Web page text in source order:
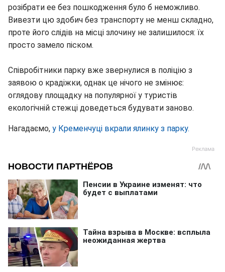
розібрати ee без пошкодження було б неможливо.
Вивезти цю здобич без транспорту не менш складно,
проте його слідів на місці злочину не залишилося: їх
просто замело піском.
Співробітники парку вже звернулися в поліцію з
заявою o крадіжки, однак це нічого не змінює:
оглядову площадку на популярної у туристів
екологічній стежці доведеться будувати заново.
Нагадаємо, у Кременчуці вкрали ялинку з парку.